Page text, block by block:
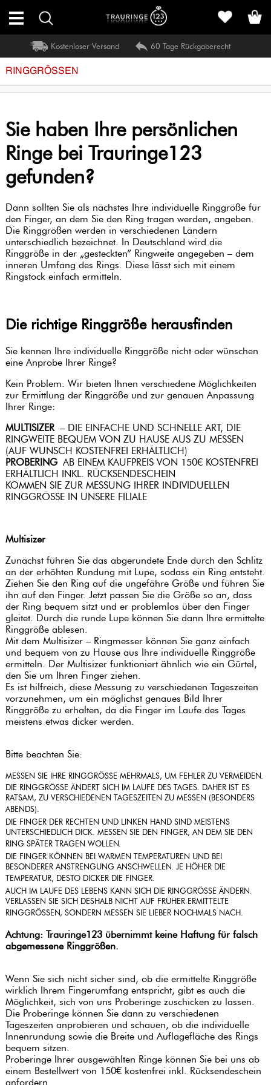
Kostenloser Versand 60 Tage Rückgaberecht
HOCHZEIT
SCHMUCK
RINGE
RINGE
ALLE
ANSEHEN
RUBIN-
RINGE
SAPHIR-
RINGE
TOPAS-
RINGE
AQUAMARIN-
RINGE
WEITERE
EDELSTEIN-
RINGE
EDELSTEIN
HALSKETTEN
ALLE
ANSEHEN
HALSKETTEN
SAPHIR
HALSKETTEN
DIAMANT
HALSKETTEN
TOPAS
HALSKETTEN
AUQUAMARIN
HALSKETTEN
MIT
ANSEHEN
ENGEL
SYMBOL
BLUME
ARMSCHMUCK
DIAMANT
ARMSCHMUCK
DIAMANT
DIAMANT
ARMBÄNDER
EDELSTEIN
ARMSCHMUCK
RINGGRÖSSEN
Sie haben Ihre persönlichen
Ringe bei Trauringe123
gefunden?
Dann sollten Sie als nächstes Ihre individuelle Ringgröße für
den Finger, an dem Sie den Ring tragen werden, angeben.
Die Ringgrößen werden in verschiedenen Ländern
unterschiedlich bezeichnet. In Deutschland wird die
Ringgröße in der „gesteckten“ Ringweite angegeben – dem
inneren Umfang des Rings. Diese lässt sich mit einem
Ringstock einfach ermitteln.
Die richtige Ringgröße herausfinden
Sie kennen Ihre individuelle Ringgröße nicht oder wünschen
eine Anprobe Ihrer Ringe?
Kein Problem. Wir bieten Ihnen verschiedene Möglichkeiten
zur Ermittlung der Ringgröße und zur genauen Anpassung
Ihrer Ringe:
MULTISIZER– DIE EINFACHE UND SCHNELLE ART, DIE
RINGWEITE BEQUEM VON ZU HAUSE AUS ZU MESSEN
(AUF WUNSCH KOSTENFREI ERHÄLTLICH)
PROBERING AB EINEM KAUFPREIS VON 150€ KOSTENFREI
ERHÄLTLICH INKL. RÜCKSENDESCHEIN
KOMMEN SIE ZUR MESSUNG IHRER INDIVIDUELLEN
RINGGRÖSSE IN UNSERE FILIALE
Multisizer
Zunächst führen Sie das abgerundete Ende durch den Schlitz
an der erhöhten Rundung mit Lupe, sodass ein Ring entsteht.
Ziehen Sie den Ring auf die ungefähre Größe und führen Sie
ihn auf den Finger. Jetzt passen Sie die Größe so an, dass
der Ring bequem sitzt und er problemlos über den Finger
gleitet. Durch die runde Lupe können Sie dann Ihre ermittelte
Ringgröße ablesen.
Mit dem Multisizer – Ringmesser können Sie ganz einfach
und bequem von zu Hause aus Ihre individuelle Ringgröße
ermitteln. Der Multisizer funktioniert ähnlich wie ein Gürtel,
den Sie um Ihren Finger ziehen.
Es ist hilfreich, diese Messung zu verschiedenen Tageszeiten
vorzunehmen, um ein möglichst genaues Bild Ihrer
Ringgröße zu erhalten, da die Finger im Laufe des Tages
meistens etwas dicker werden.
Bitte beachten Sie:
MESSEN SIE IHRE RINGGRÖSSE MEHRMALS, UM FEHLER ZU VERMEIDEN.
DIE RINGGRÖSSE ÄNDERT SICH IM LAUFE DES TAGES. DAHER IST ES R
ATSAM, ZU VERSCHIEDENEN TAGESZEITEN ZU MESSEN (BESONDERS A
BENDS).
DIE FINGER DER RECHTEN UND LINKEN HAND SIND MEISTENS
UNTERSCHIEDLICH DICK. MESSEN SIE DEN FINGER, AN DEM SIE DEN
RING SPÄTER TRAGEN WOLLEN.
DIE FINGER KÖNNEN BEI WARMEN TEMPERATUREN UND BEI
BESONDERER ANSTRENGUNG ANSCHWELLEN. JE HÖHER DIE
TEMPERATUR, DESTO DICKER DIE FINGER.
AUCH IM LAUFE DES LEBENS KANN SICH DIE RINGGRÖSSE ÄNDERN. V
ERLASSEN SIE SICH DESHALB NICHT AUF FRÜHER ERMITTELTE R
INGGRÖSSEN, SONDERN MESSEN SIE LIEBER NOCHMALS NACH.
Achtung: Trauringe123 übernimmt keine Haftung für falsch
abgemessene Ringgrößen.
Wenn Sie sich nicht sicher sind, ob die ermittelte Ringgröße
wirklich Ihrem Fingerumfang entspricht, gibt es auch die
Möglichkeit, sich von uns Proberinge zuschicken zu lassen.
Die Proberinge können Sie dann zu verschiedenen
Tageszeiten anprobieren und schauen, ob die individuelle
Innenrundung sowie die Breite und Auflagefläche des Rings
bequem sitzen.
Proberinge Ihrer ausgewählten Ringe können Sie bei uns ab
einem Bestellwert von 150€ kostenfrei inkl. Rücksendeschein
anfordern.